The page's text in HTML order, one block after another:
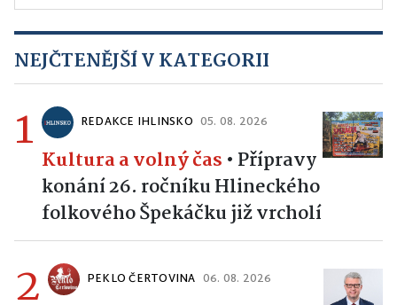
NEJČTENĚJŠÍ V KATEGORII
1 REDAKCE IHLINSKO 05. 08. 2026
Kultura a volný čas • Přípravy
konání 26. ročníku Hlineckého
folkového Špekáčku již vrcholí
2 PEKLO ČERTOVINA 06. 08. 2026